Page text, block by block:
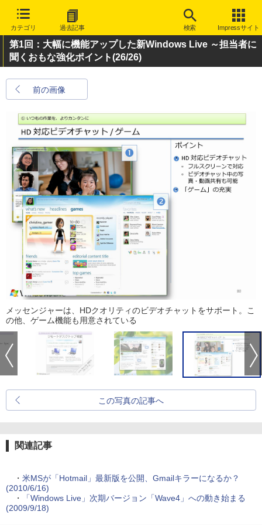
カテゴリ 過去記事 検索 Impressサイト
第1回：大幅に機能アップした新Windows Live ～担当者に
聞くおもな強化ポイント(26/26)
前の画像
メッセンジャーは、HDクオリティのビデオチャットをサポート。こ
の他、ゲーム機能も用意されている
この写真の記事へ
関連記事
・ 米MSが「Hotmail」最新版を公開、Gmailキラーになるか？
(2010/6/16)
・
「Windows Live」次期バージョン「Wave4」への動き始まる
(2009/9/18)